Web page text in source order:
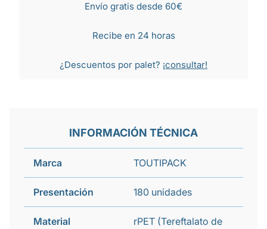
Envío gratis desde 60€
Recibe en 24 horas
¿Descuentos por palet? ¡consultar!
INFORMACIÓN TÉCNICA
Marca TOUTIPACK
Presentación 180 unidades
Material
rPET (Tereftalato de